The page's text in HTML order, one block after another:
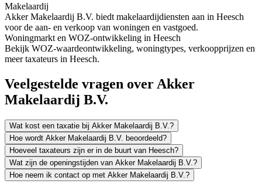
Makelaardij
Akker Makelaardij B.V. biedt makelaardijdiensten aan in Heesch
voor de aan- en verkoop van woningen en vastgoed.
Woningmarkt en WOZ-ontwikkeling in Heesch
Bekijk WOZ-waardeontwikkeling, woningtypes, verkoopprijzen en
meer taxateurs in Heesch.
Veelgestelde vragen over Akker
Makelaardij B.V.
Wat kost een taxatie bij Akker Makelaardij B.V.?
Hoe wordt Akker Makelaardij B.V. beoordeeld?
Hoeveel taxateurs zijn er in de buurt van Heesch?
Wat zijn de openingstijden van Akker Makelaardij B.V.?
Hoe neem ik contact op met Akker Makelaardij B.V.?